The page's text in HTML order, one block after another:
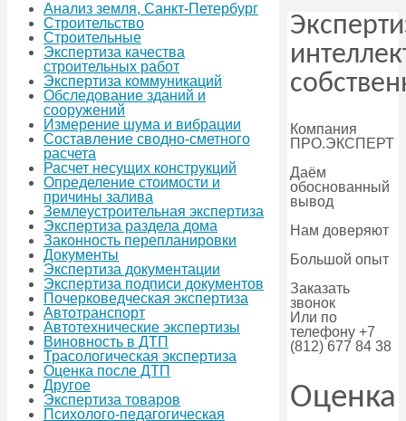
Компания
ПРО.ЭКСПЕРТ
Даём
обоснованный
вывод
Нам доверяют
Большой опыт
Заказать
звонок
Или по
телефону +7
(812) 677 84 38
Оценка
Анализ земля, Санкт-Петербург
Строительство
Строительные
Экспертиза качества
строительных работ
Экспертиза коммуникаций
Обследование зданий и
сооружений
Измерение шума и вибрации
Составление сводно-сметного
расчета
Расчет несущих конструкций
Определение стоимости и
причины залива
Землеустроительная экспертиза
Экспертиза раздела дома
Законность перепланировки
Документы
Экспертиза документации
Экспертиза подписи документов
Почерковедческая экспертиза
Автотранспорт
Автотехнические экспертизы
Виновность в ДТП
Трасологическая экспертиза
Оценка после ДТП
Другое
Экспертиза товаров
Психолого-педагогическая